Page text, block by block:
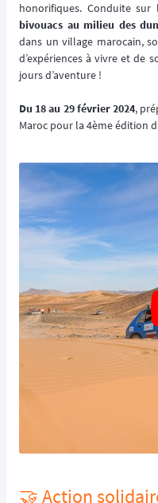
honorifiques. Conduite
bivouacs au milieu des
dans un village marocain,
d’expériences à vivre et de
jours d’aventure !
Du 18 au 29 février 2024,
Maroc pour la 4ème édition
🤝 Action